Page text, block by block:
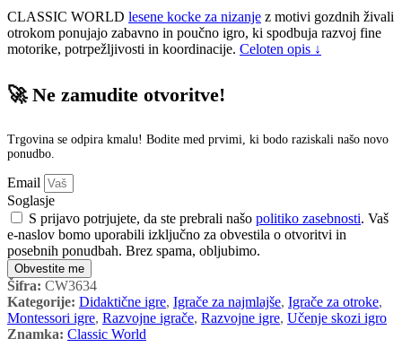
CLASSIC WORLD lesene kocke za nizanje z motivi gozdnih živali
otrokom ponujajo zabavno in poučno igro, ki spodbuja razvoj fine
motorike, potrpežljivosti in koordinacije. Celoten opis ↓
🚀 Ne zamudite otvoritve!
Trgovina se odpira kmalu! Bodite med prvimi, ki bodo raziskali našo novo
ponudbo.
Email
Soglasje
S prijavo potrjujete, da ste prebrali našo politiko zasebnosti. Vaš
e-naslov bomo uporabili izključno za obvestila o otvoritvi in
posebnih ponudbah. Brez spama, obljubimo.
Obvestite me
Šifra: CW3634
Kategorije: Didaktične igre, Igrače za najmlajše, Igrače za otroke,
Montessori igre, Razvojne igrače, Razvojne igre, Učenje skozi igro
Znamka: Classic World